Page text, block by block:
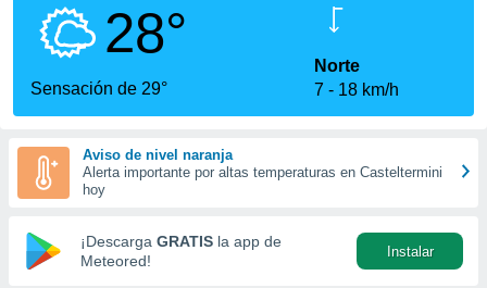
calidad.
a este
las
y
forma
digital
basada
28°
Sensación de 29°
Norte
7
18 km/h
Aviso de nivel naranja
Alerta importante por altas temperaturas en Casteltermini
hoy
¡Descarga GRATIS la app de
Meteored!
Instalar